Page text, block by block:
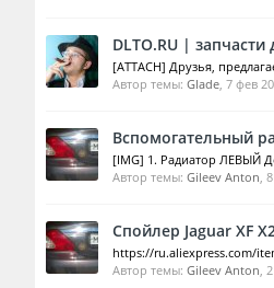
DLTO.RU | запчасти
[ATTACH] Друзья,
Автор темы: Glade, 7 фев
Вспомогательный
[IMG] 1. Радиатор ЛЕВЫЙ
Автор темы: Gileev Anton,
Спойлер Jaguar XF
https://ru.aliexpress.com/
Автор темы: Gileev Anton,